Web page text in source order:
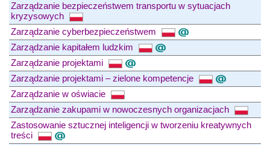
Zarządzanie bezpieczeństwem transportu w sytuacjach
kryzysowych
Zarządzanie cyberbezpieczeństwem
Zarządzanie kapitałem ludzkim
Zarządzanie projektami
Zarządzanie projektami – zielone kompetencje
Zarządzanie w oświacie
Zarządzanie zakupami w nowoczesnych organizacjach
Zastosowanie sztucznej inteligencji w tworzeniu kreatywnych
treści